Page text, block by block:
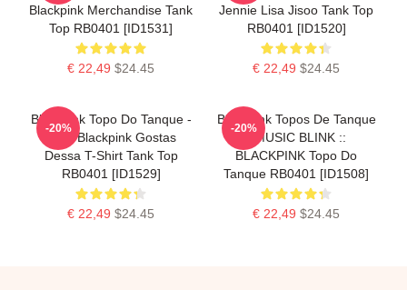
Blackpink Merchandise Tank
Top RB0401 [ID1531]
€ 22,49 $24.45
Jennie Lisa Jisoo Tank Top
RB0401 [ID1520]
€ 22,49 $24.45
Blackpink Topo Do Tanque -
Não. Blackpink Gostas
Dessa T-Shirt Tank Top
RB0401 [ID1529]
€ 22,49 $24.45
-20%
Blackpink Topos De Tanque
- MUSIC BLINK ::
BLACKPINK Topo Do
Tanque RB0401 [ID1508]
€ 22,49 $24.45
-20%